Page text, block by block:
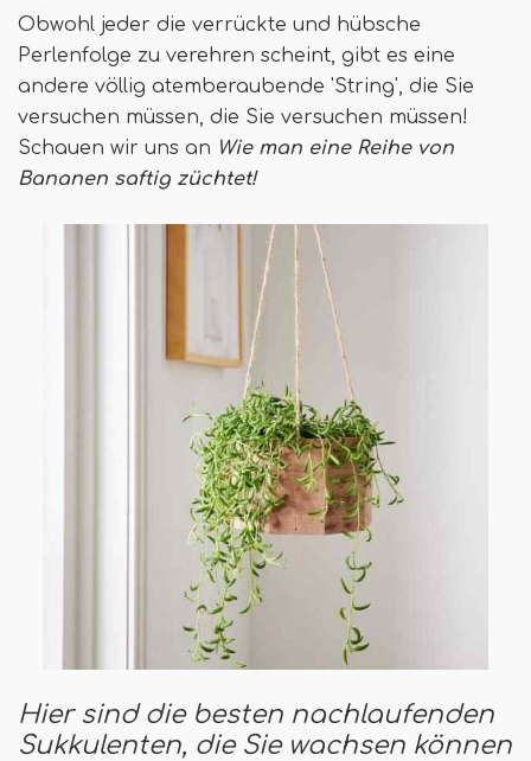
Obwohl jeder die verrückte und hübsche
Perlenfolge zu verehren scheint, gibt es eine
andere völlig atemberaubende 'String', die Sie
versuchen müssen, die Sie versuchen müssen!
Schauen wir uns an Wie man eine Reihe von
Bananen saftig züchtet!
Hier sind die besten nachlaufenden
Sukkulenten, die Sie wachsen können